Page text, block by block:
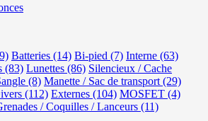
Batteries (14) Bi-pied (7) Interne (63)
(83) Lunettes (86) Silencieux / Cache
(8) Manette / Sac de transport (29)
(112) Externes (104) MOSFET (4)
/ Coquilles / Lanceurs (11)